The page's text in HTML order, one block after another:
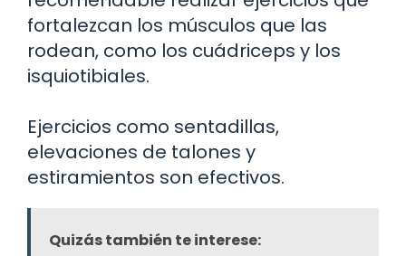
fortalezcan los músculos que las
rodean, como los cuádriceps y los
isquiotibiales.
Ejercicios como sentadillas,
elevaciones de talones y
estiramientos son efectivos.
Quizás también te interese: